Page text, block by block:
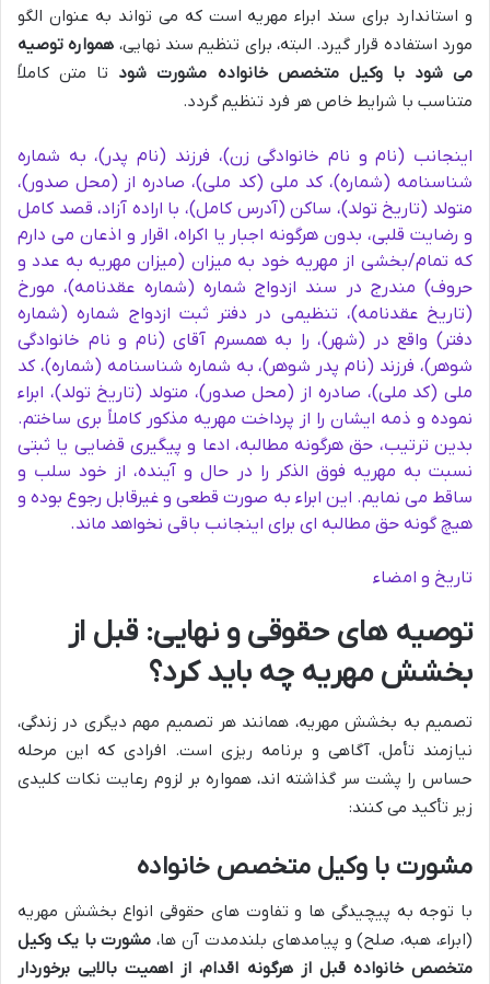
و استاندارد برای سند ابراء مهریه است که می تواند به عنوان الگو
مورد استفاده قرار گیرد. البته، برای تنظیم سند نهایی، همواره توصیه
می شود با وکیل متخصص خانواده مشورت شود تا متن کاملاً
متناسب با شرایط خاص هر فرد تنظیم گردد.
اینجانب (نام و نام خانوادگی زن)، فرزند (نام پدر)، به شماره
شناسنامه (شماره)، کد ملی (کد ملی)، صادره از (محل صدور)،
متولد (تاریخ تولد)، ساکن (آدرس کامل)، با اراده آزاد، قصد کامل
و رضایت قلبی، بدون هرگونه اجبار یا اکراه، اقرار و اذعان می دارم
که تمام/بخشی از مهریه خود به میزان (میزان مهریه به عدد و
حروف) مندرج در سند ازدواج شماره (شماره عقدنامه)، مورخ
(تاریخ عقدنامه)، تنظیمی در دفتر ثبت ازدواج شماره (شماره
دفتر) واقع در (شهر)، را به همسرم آقای (نام و نام خانوادگی
شوهر)، فرزند (نام پدر شوهر)، به شماره شناسنامه (شماره)، کد
ملی (کد ملی)، صادره از (محل صدور)، متولد (تاریخ تولد)، ابراء
نموده و ذمه ایشان را از پرداخت مهریه مذکور کاملاً بری ساختم.
بدین ترتیب، حق هرگونه مطالبه، ادعا و پیگیری قضایی یا ثبتی
نسبت به مهریه فوق الذکر را در حال و آینده، از خود سلب و
ساقط می نمایم. این ابراء به صورت قطعی و غیرقابل رجوع بوده و
هیچ گونه حق مطالبه ای برای اینجانب باقی نخواهد ماند.
تاریخ و امضاء
توصیه های حقوقی و نهایی: قبل از
بخشش مهریه چه باید کرد؟
تصمیم به بخشش مهریه، همانند هر تصمیم مهم دیگری در زندگی،
نیازمند تأمل، آگاهی و برنامه ریزی است. افرادی که این مرحله
حساس را پشت سر گذاشته اند، همواره بر لزوم رعایت نکات کلیدی
زیر تأکید می کنند:
مشورت با وکیل متخصص خانواده
با توجه به پیچیدگی ها و تفاوت های حقوقی انواع بخشش مهریه
(ابراء، هبه، صلح) و پیامدهای بلندمدت آن ها، مشورت با یک وکیل
متخصص خانواده قبل از هرگونه اقدام، از اهمیت بالایی برخوردار